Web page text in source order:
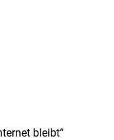
bleibt“